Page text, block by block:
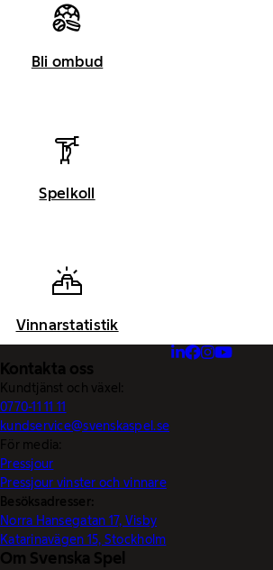
Bli ombud
Spelkoll
Vinnarstatistik
Kontakta oss
Kundtjänst och växel:
0770-11 11 11
kundservice@svenskaspel.se
För media:
Pressjour
Pressjour vinster och vinnare
Besöksadresser:
Norra Hansegatan 17, Visby
Katarinavägen 15, Stockholm
Om Svenska Spel